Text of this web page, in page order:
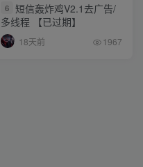
6 短信轰炸鸡V2.1去广告/
多线程 【已过期】
18天前 1967